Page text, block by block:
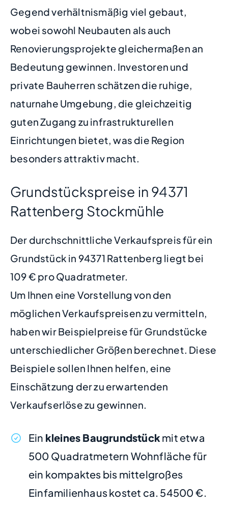
Gegend verhältnismäßig viel gebaut,
wobei sowohl Neubauten als auch
Renovierungsprojekte gleichermaßen an
Bedeutung gewinnen. Investoren und
private Bauherren schätzen die ruhige,
naturnahe Umgebung, die gleichzeitig
guten Zugang zu infrastrukturellen
Einrichtungen bietet, was die Region
besonders attraktiv macht.
Grundstückspreise in 94371
Rattenberg Stockmühle
Der durchschnittliche Verkaufspreis für ein
Grundstück in 94371 Rattenberg liegt bei
109 € pro Quadratmeter.
Um Ihnen eine Vorstellung von den
möglichen Verkaufspreisen zu vermitteln,
haben wir Beispielpreise für Grundstücke
unterschiedlicher Größen berechnet. Diese
Beispiele sollen Ihnen helfen, eine
Einschätzung der zu erwartenden
Verkaufserlöse zu gewinnen.
Ein kleines Baugrundstückmit etwa
500 Quadratmetern Wohnfläche für
ein kompaktes bis mittelgroßes
Einfamilienhaus kostet ca. 54500 €.